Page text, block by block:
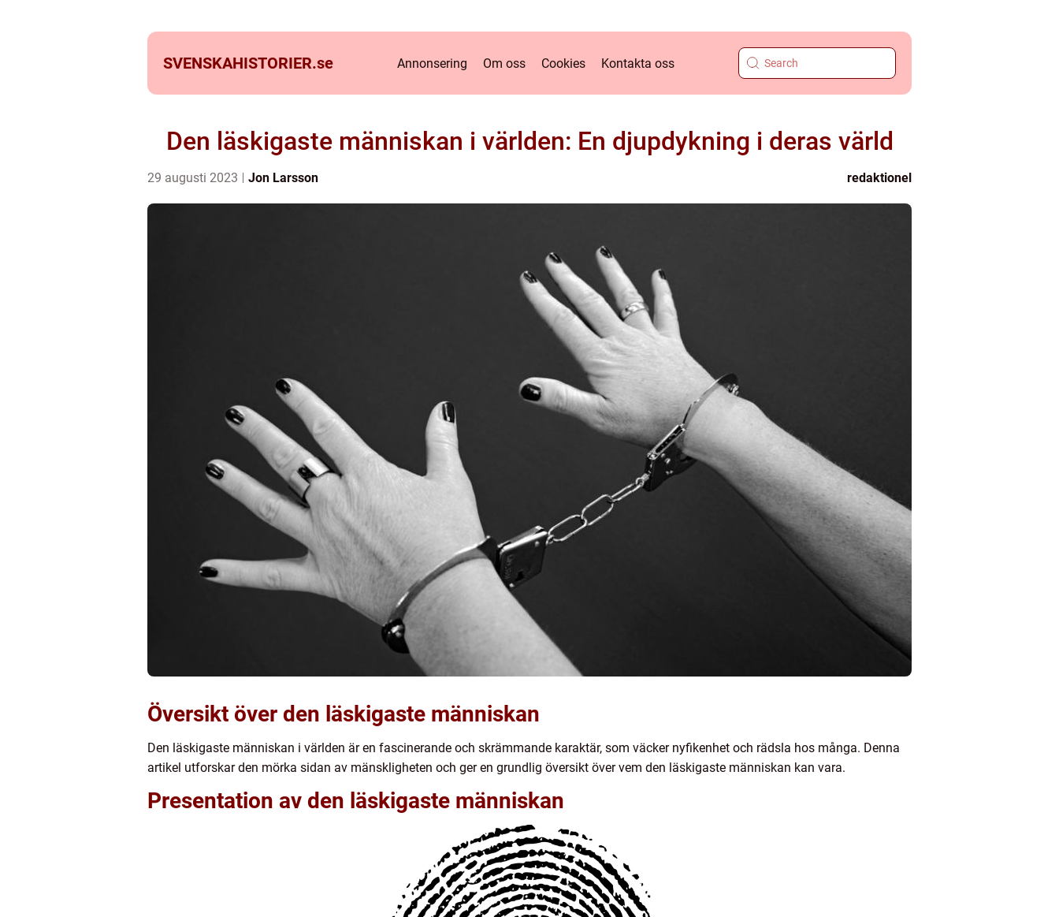
SVENSKAHISTORIER.se Annonsering Om oss Cookies Kontakta oss
Den läskigaste människan i världen: En djupdykning i deras värld
29 augusti 2023 Jon Larsson redaktionel
Översikt över den läskigaste människan
Den läskigaste människan i världen är en fascinerande och skrämmande karaktär, som väcker nyfikenhet och rädsla hos många. Denna
artikel utforskar den mörka sidan av mänskligheten och ger en grundlig översikt över vem den läskigaste människan kan vara.
Presentation av den läskigaste människan